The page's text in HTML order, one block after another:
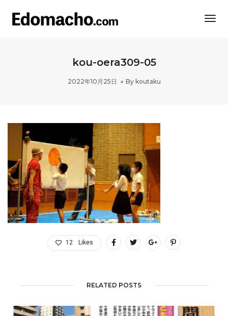
kou-oera309-05
2022年10月25日 By koutaku
12 Likes
RELATED POSTS